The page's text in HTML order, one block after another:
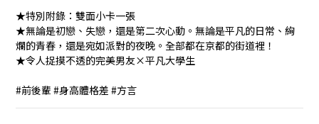
★特別附錄：雙面小卡一張
★無論是初戀、失戀，還是第二次心動。無論是平凡的日常、絢
爛的青春，還是宛如派對的夜晚。全部都在京都的街道裡！
★令人捉摸不透的完美男友×平凡大學生
#前後輩 #身高體格差 #方言